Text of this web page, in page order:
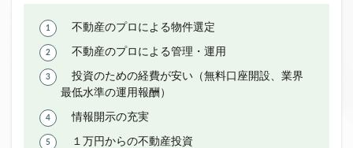
不動産のプロによる物件選定
不動産のプロによる管理・運用
投資のための経費が安い（無料口座開設、業界
最低水準の運用報酬）
情報開示の充実
１万円からの不動産投資